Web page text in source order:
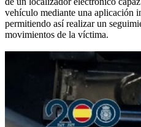
vehículo mediante una aplicación
permitiendo así realizar un
movimientos de la víctima.